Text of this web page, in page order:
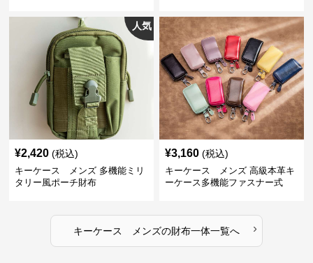
人気
¥2,420 (税込)
キーケース メンズ 多機能ミリ
タリー風ポーチ財布
¥3,160 (税込)
キーケース メンズ 高級本革キ
ーケース多機能ファスナー式
キーケース メンズの財布一体一覧へ ›